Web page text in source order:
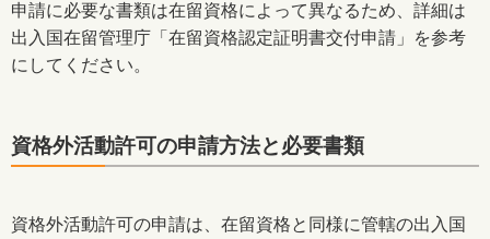
申請に必要な書類は在留資格によって異なるため、詳細は
出入国在留管理庁「在留資格認定証明書交付申請」を参考
にしてください。
資格外活動許可の申請方法と必要書類
資格外活動許可の申請は、在留資格と同様に管轄の出入国